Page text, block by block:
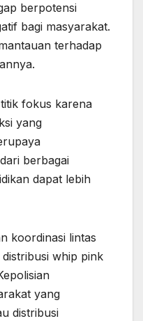
berpotensi
bagi masyarakat.
terhadap
fokus karena
yang
berbagai
dapat lebih
koordinasi lintas
whip pink
yang
distribusi